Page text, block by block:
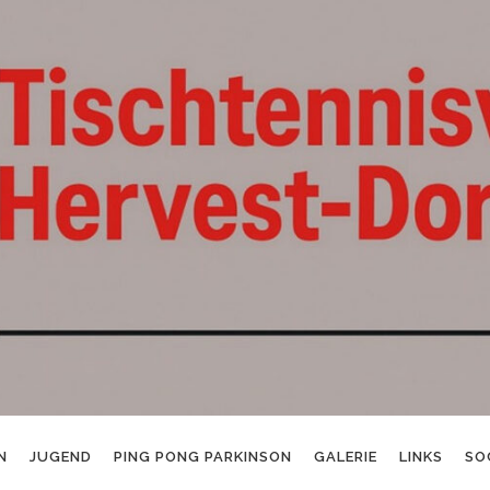
JUGEND PING PONG PARKINSON GALERIE LINKS